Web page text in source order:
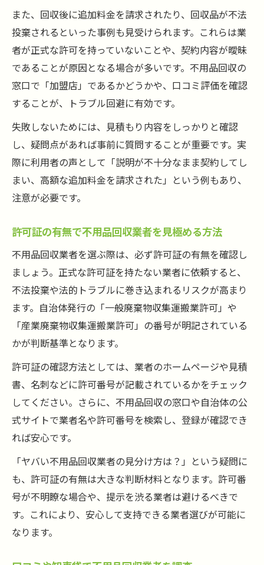
整理
女性でも安心できる不用品回収対応の選び
方
立ち合い不要な不用品回収サービスの活用
法
実績と丁寧な対応で不用品回収の不安を解
消
片付け業者への依頼が恥ずかしいと感じた
ら
不用品回収で失敗しない支持のポイント
不用品回収で失敗しないための支持方法
ト
トラブル回避に役立つ不用品回収の知識
不用品回収の見積もり比較で納得の支持を
安心して支持できる不用品回収の選定法
また、回収後に追加料金を請求されたり、回収品が不法
投棄されるといった事例も見受けられます。これらは業
者が正式な許可を持っていないことや、契約内容が曖昧
であることが原因となる場合が多いです。不用品回収の
窓口で「加盟店」であるかどうかや、口コミ評価を確認
することが、トラブル回避に有効です。
失敗しないためには、見積もり内容をしっかりと確認
し、疑問点があれば事前に質問することが重要です。実
際に利用者の声として「説明が不十分なまま契約してし
まい、高額な追加料金を請求された」という例もあり、
注意が必要です。
許可証の有無で不用品回収業者を見極める方法
不用品回収業者を選ぶ際は、必ず許可証の有無を確認し
ましょう。正式な許可証を持たない業者に依頼すると、
不法投棄や法的トラブルに巻き込まれるリスクが高まり
ます。自治体発行の「一般廃棄物収集運搬業許可」や
「産業廃棄物収集運搬業許可」の番号が明記されている
かが判断基準となります。
許可証の確認方法としては、業者のホームページや見積
書、名刺などに許可番号が記載されているかをチェック
してください。さらに、不用品回収の窓口や自治体の公
式サイトで業者名や許可番号を検索し、登録が確認でき
れば安心です。
「ヤバい不用品回収業者の見分け方は？」という疑問に
も、許可証の有無は大きな判断材料となります。許可番
号が不明瞭な場合や、提示を渋る業者は避けるべきで
す。これにより、安心して支持できる業者選びが可能に
なります。